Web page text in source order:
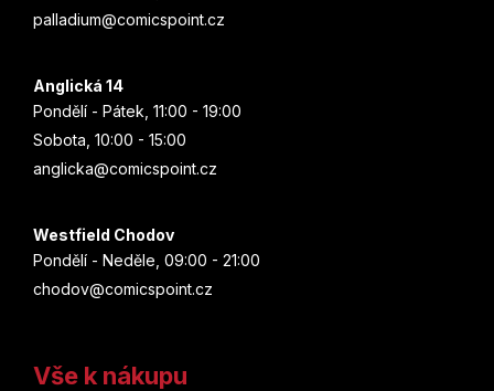
palladium@comicspoint.cz
Anglická 14
Pondělí - Pátek, 11:00 - 19:00
Sobota, 10:00 - 15:00
anglicka@comicspoint.cz
Westfield Chodov
Pondělí - Neděle, 09:00 - 21:00
chodov@comicspoint.cz
Vše k nákupu